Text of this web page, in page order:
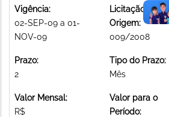
Vigência:
02-SEP-09 a 01-
NOV-09
Licitação de
Origem:
009/2008
Prazo:
2
Tipo do Prazo:
Mês
Valor Mensal:
R$
Valor para o
Período: